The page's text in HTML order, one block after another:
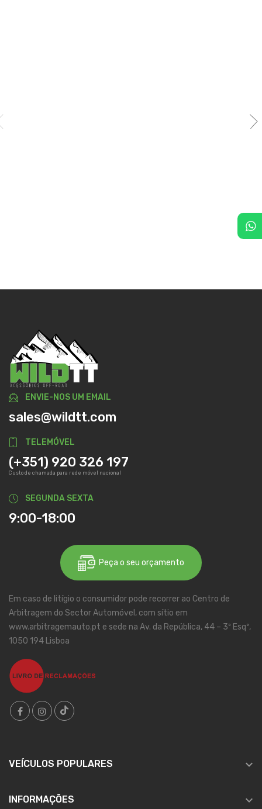
ENVIE-NOS UM EMAIL
sales@wildtt.com
TELEMÓVEL
(+351) 920 326 197
Custo de chamada para rede móvel nacional
SEGUNDA SEXTA
9:00-18:00
Peça o seu orçamento
Em caso de litígio o consumidor pode recorrer ao Centro de
Arbitragem do Sector Automóvel, com sítio em
www.arbitragemauto.pt e sede na Av. da República, 44 – 3º Esqº,
1050 194 Lisboa
VEÍCULOS POPULARES 
INFORMAÇÕES 